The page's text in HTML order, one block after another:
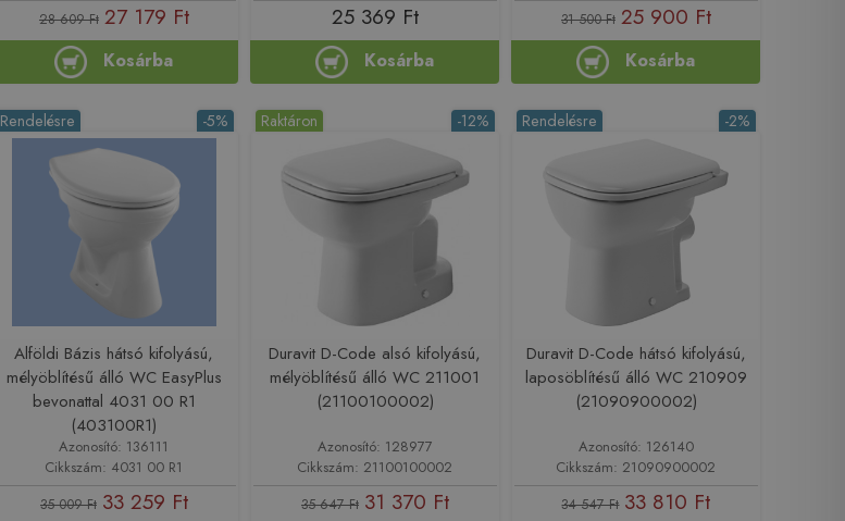
28 609 Ft 27 179 Ft
Kosárba
25 369 Ft
Kosárba
31 500 Ft 25 900 Ft
Kosárba
-5%
Rendelésre
Alföldi Bázis hátsó kifolyású,
mélyöblítésű álló WC EasyPlus
bevonattal 4031 00 R1
(403100R1)
Azonosító: 136111
Cikkszám: 4031 00 R1
35 009 Ft 33 259 Ft
-12%
Raktáron
Duravit D-Code alsó kifolyású,
mélyöblítésű álló WC 211001
(21100100002)
Azonosító: 128977
Cikkszám: 21100100002
35 647 Ft 31 370 Ft
-2%
Rendelésre
Duravit D-Code hátsó kifolyású,
laposöblítésű álló WC 210909
(21090900002)
Azonosító: 126140
Cikkszám: 21090900002
34 547 Ft 33 810 Ft